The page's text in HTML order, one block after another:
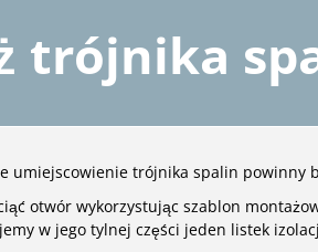
trójnika
umiejscowienie trójnika spalin powinny
otwór wykorzystując szablon
w jego tylnej części jeden listek